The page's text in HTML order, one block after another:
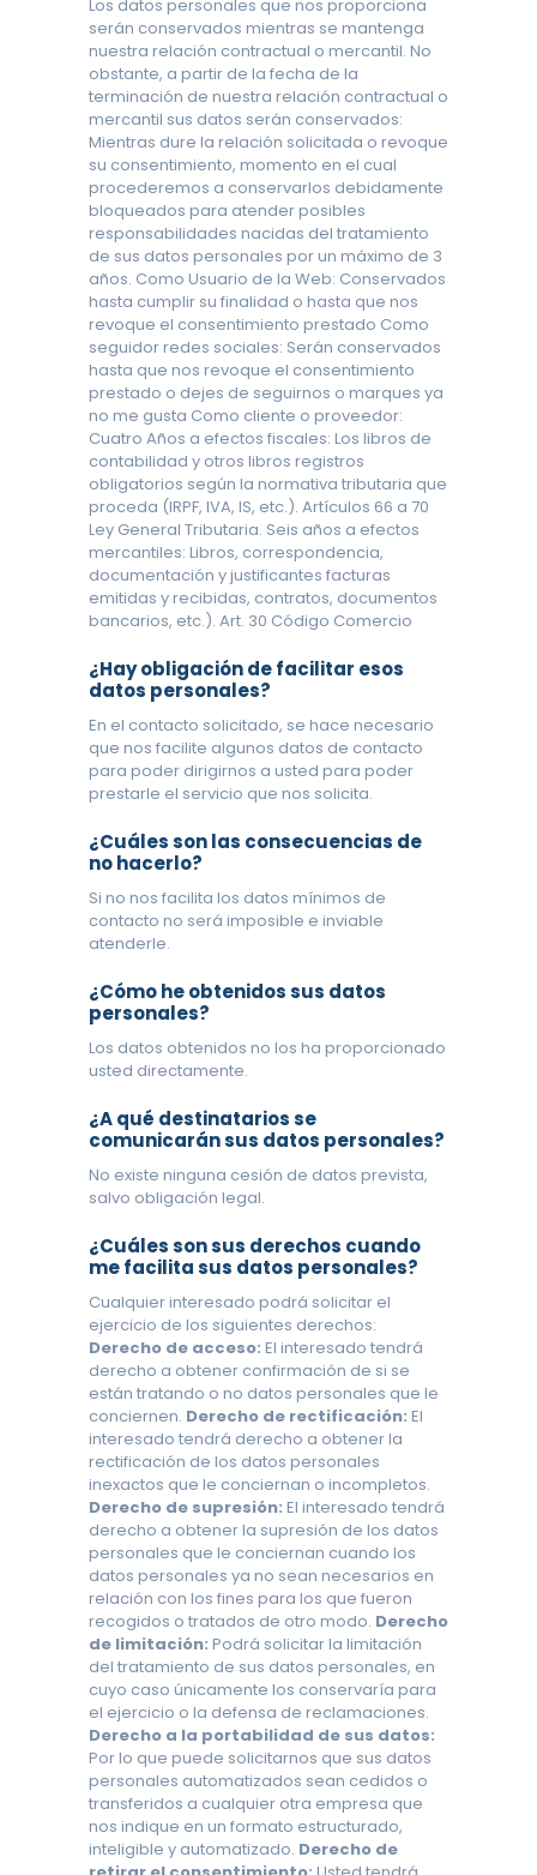
Los datos personales que nos proporciona
serán conservados mientras se mantenga
nuestra relación contractual o mercantil. No
obstante, a partir de la fecha de la
terminación de nuestra relación contractual o
mercantil sus datos serán conservados:
Mientras dure la relación solicitada o revoque
su consentimiento, momento en el cual
procederemos a conservarlos debidamente
bloqueados para atender posibles
responsabilidades nacidas del tratamiento
de sus datos personales por un máximo de 3
años. Como Usuario de la Web: Conservados
hasta cumplir su finalidad o hasta que nos
revoque el consentimiento prestado Como
seguidor redes sociales: Serán conservados
hasta que nos revoque el consentimiento
prestado o dejes de seguirnos o marques ya
no me gusta Como cliente o proveedor:
Cuatro Años a efectos fiscales: Los libros de
contabilidad y otros libros registros
obligatorios según la normativa tributaria que
proceda (IRPF, IVA, IS, etc.). Artículos 66 a 70
Ley General Tributaria. Seis años a efectos
mercantiles: Libros, correspondencia,
documentación y justificantes facturas
emitidas y recibidas, contratos, documentos
bancarios, etc.). Art. 30 Código Comercio
¿Hay obligación de facilitar esos
datos personales?
En el contacto solicitado, se hace necesario
que nos facilite algunos datos de contacto
para poder dirigirnos a usted para poder
prestarle el servicio que nos solicita.
¿Cuáles son las consecuencias de
no hacerlo?
Si no nos facilita los datos mínimos de
contacto no será imposible e inviable
atenderle.
¿Cómo he obtenidos sus datos
personales?
Los datos obtenidos no los ha proporcionado
usted directamente.
¿A qué destinatarios se
comunicarán sus datos personales?
No existe ninguna cesión de datos prevista,
salvo obligación legal.
¿Cuáles son sus derechos cuando
me facilita sus datos personales?
Cualquier interesado podrá solicitar el
ejercicio de los siguientes derechos:
Derecho de acceso: El interesado tendrá
derecho a obtener confirmación de si se
están tratando o no datos personales que le
conciernen. Derecho de rectificación: El
interesado tendrá derecho a obtener la
rectificación de los datos personales
inexactos que le conciernan o incompletos.
Derecho de supresión: El interesado tendrá
derecho a obtener la supresión de los datos
personales que le conciernan cuando los
datos personales ya no sean necesarios en
relación con los fines para los que fueron
recogidos o tratados de otro modo. Derecho
de limitación: Podrá solicitar la limitación
del tratamiento de sus datos personales, en
cuyo caso únicamente los conservaría para
el ejercicio o la defensa de reclamaciones.
Derecho a la portabilidad de sus datos:
Por lo que puede solicitarnos que sus datos
personales automatizados sean cedidos o
transferidos a cualquier otra empresa que
nos indique en un formato estructurado,
inteligible y automatizado. Derecho de